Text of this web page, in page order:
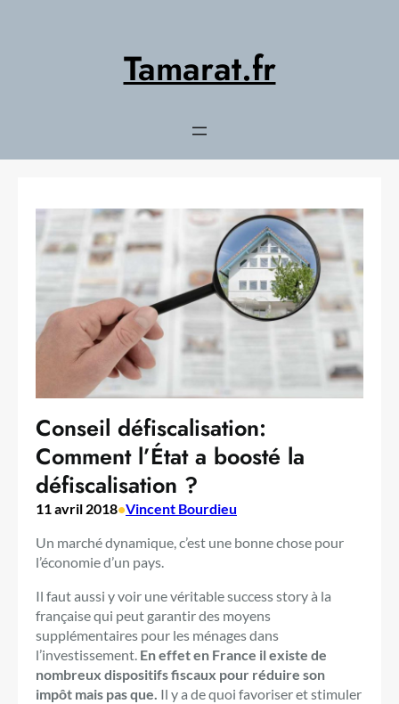
Tamarat.fr
Conseil défiscalisation:
Comment l’État a boosté la
défiscalisation ?
11 avril 2018•Vincent Bourdieu
Un marché dynamique, c’est une bonne chose pour
l’économie d’un pays.
Il faut aussi y voir une véritable success story à la
française qui peut garantir des moyens
supplémentaires pour les ménages dans
l’investissement. En effet en France il existe de
nombreux dispositifs fiscaux pour réduire son
impôt mais pas que. Il y a de quoi favoriser et stimuler